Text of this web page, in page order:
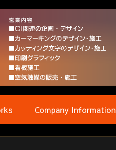
Company Information